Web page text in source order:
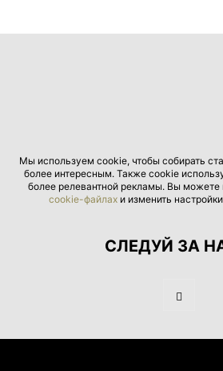
Мы используем cookie, чтобы собирать
более интересным. Также cookie
более релевантной рекламы. Вы можете
cookie-файлах и изменить
СЛЕДУЙ ЗА